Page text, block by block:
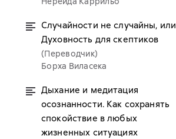
Случайности не случайны, или
Духовность для скептиков
(Переводчик)
Борха Виласека
Дыхание и медитация
осознанности. Как сохранять
спокойствие в любых
жизненных ситуациях